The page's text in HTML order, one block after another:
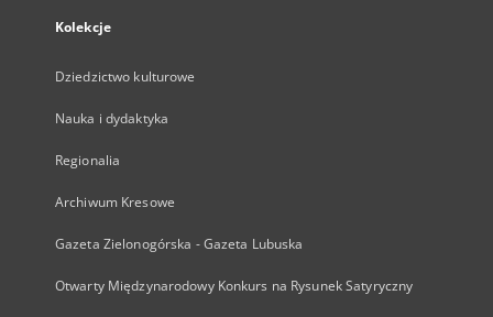
Kolekcje
Dziedzictwo kulturowe
Nauka i dydaktyka
Regionalia
Archiwum Kresowe
Gazeta Zielonogórska - Gazeta Lubuska
Otwarty Międzynarodowy Konkurs na Rysunek Satyryczny